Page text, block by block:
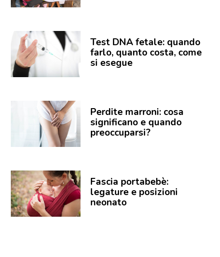
Test DNA fetale: quando
farlo, quanto costa, come
si esegue
Perdite marroni: cosa
significano e quando
preoccuparsi?
Fascia portabebè:
legature e posizioni
neonato